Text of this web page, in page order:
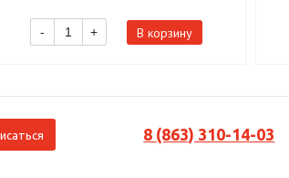
- + В корзину
8 (863) 310-14-03